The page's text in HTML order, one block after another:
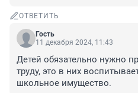
ОТВЕТИТЬ
Гость
11 декабря 2024, 11:43
Детей обязательно нужно
труду, это в них
школьное имущество.